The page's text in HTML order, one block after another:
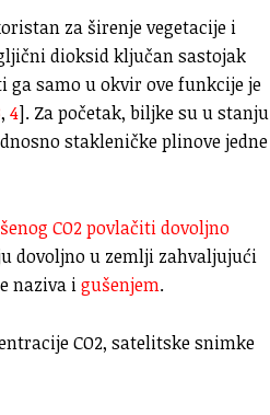
za širenje vegetacije i
dioksid ključan sastojak
samo u okvir ove funkcije je
, 4]. Za početak, biljke su u stanju
stakleničke plinove jedne
CO2 povlačiti dovoljno
dovoljno u zemlji zahvaljujući
naziva igušenjem.
CO2, satelitske snimke